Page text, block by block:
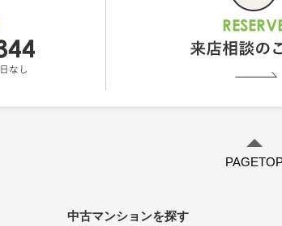
中古マンションを探す